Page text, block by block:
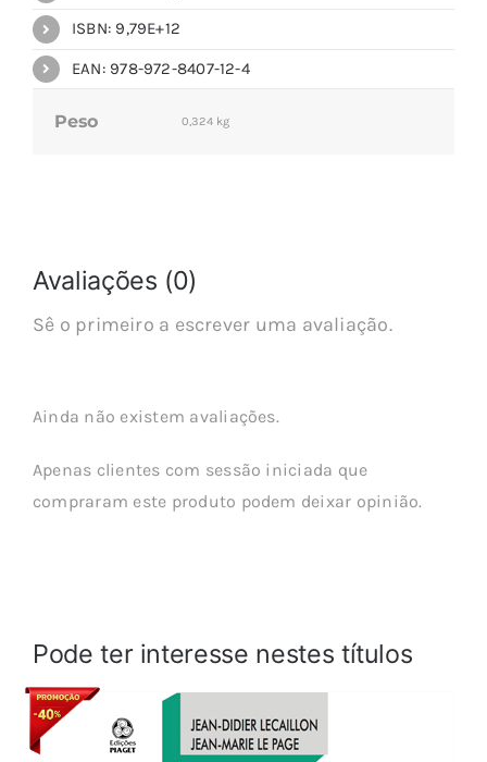
ISBN: 9,79E+12
EAN: 978-972-8407-12-4
Peso 0,324 kg
Avaliações (0)
Sê o primeiro a escrever uma avaliação.
Ainda não existem avaliações.
Apenas clientes com sessão iniciada que
compraram este produto podem deixar opinião.
Pode ter interesse nestes títulos